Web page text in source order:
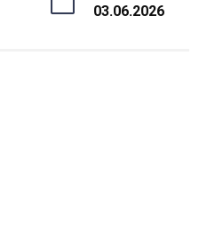
03.06.2026